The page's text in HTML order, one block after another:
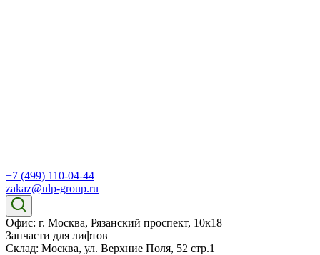
+7 (499) 110-04-44
zakaz@nlp-group.ru
Офис: г. Москва, Рязанский проспект, 10к18
Запчасти для лифтов
Склад: Москва, ул. Верхние Поля, 52 стр.1